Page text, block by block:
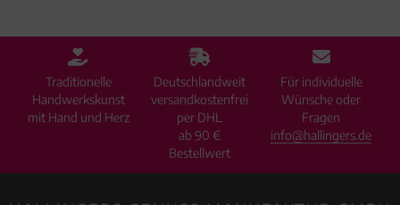
Traditionelle
Handwerkskunst
mit Hand und Herz
Deutschlandweit
versandkostenfrei
per DHL
ab 90 €
Bestellwert
Für individuelle
Wünsche oder
Fragen
info@hallingers.de